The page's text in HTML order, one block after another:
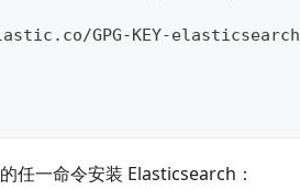
GPG-KEY-elasticsearch
任一命令安装 Elasticsearch：